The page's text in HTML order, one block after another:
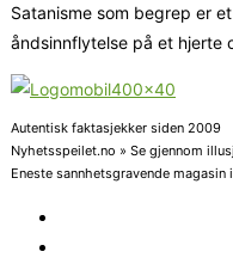
Satanisme som begrep er
åndsinnflytelse på et hjerte
Autentisk faktasjekker siden 2009
Nyhetsspeilet.no » Se gjennom
Eneste sannhetsgravende